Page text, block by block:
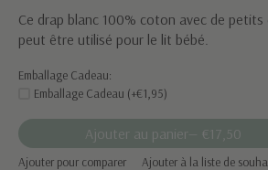
Ce drap blanc 100% coton avec de
peut être utilisé pour le lit bébé.
Emballage Cadeau:
Emballage Cadeau (+€1,95)
Ajouter au panier — €17,50
Ajouter pour comparer Ajouter à la liste de